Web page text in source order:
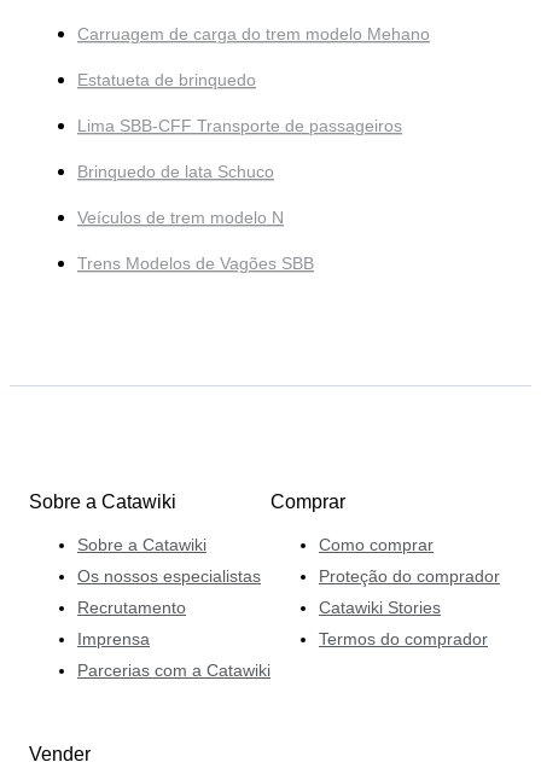
Carruagem de carga do trem modelo Mehano
Estatueta de brinquedo
Lima SBB-CFF Transporte de passageiros
Brinquedo de lata Schuco
Veículos de trem modelo N
Trens Modelos de Vagões SBB
Sobre a Catawiki
Sobre a Catawiki
Os nossos especialistas
Recrutamento
Imprensa
Parcerias com a Catawiki
Comprar
Como comprar
Proteção do comprador
Catawiki Stories
Termos do comprador
Vender